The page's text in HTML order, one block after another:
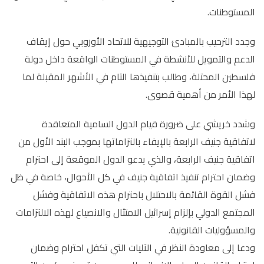
المستوطنات.
وجدد الترحيب بالمبادئ التوجيهية للاتحاد الأوروبي حول إيقاف
الدعم والتمويل للأنشطة في المستوطنات الواقعة داخل دولة
فلسطين المحتلة، وطالب بتنفيذها التام في الأشهر المقبلة لما
لهذا الأمر من أهمية قصوى.
وشدد خريشي على ضرورة قيام الدول السامية المتعاقدة
لاتفاقية جنيف الرابعة بالإيفاء بالتزاماتها بموجب البند الأول من
اتفاقية جنيف الرابعة، والذي يدعو الدول الموقعة إلى احترام
وضمان احترام تنفيذ اتفاقية جنيف في كل الأحوال، خاصة في ظل
فشل القوة القائمة بالاحتلال باحترام هذه الاتفاقية وفشل
المجتمع الدولي بإلزام إسرائيل الامتثال والانصياع لهذه الالتزامات
والمسؤوليات القانونية.
ودعا إلى معاودة النظر في الآليات التي تكفل احترام وضمان